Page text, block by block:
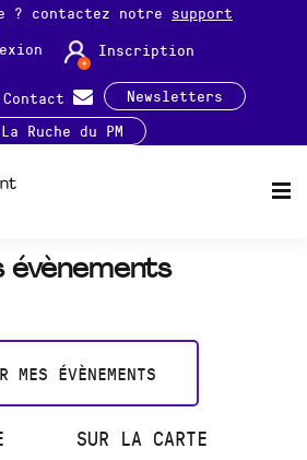
? contactez notre support
Inscription
Contact
Newsletters
La Ruche du PM
évènements
MES ÉVÈNEMENTS
SUR LA CARTE